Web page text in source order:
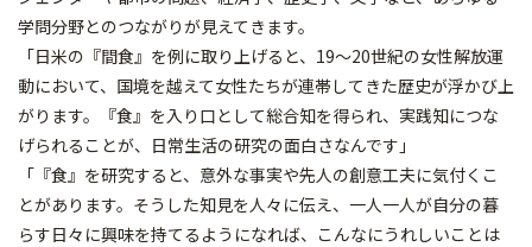
学問分野とのつながりが見えてきます。
「日米の『間食』を例に取り上げると、19～20世紀の女性解放運
動において、国境を越えて女性たちが連帯してきた歴史が浮かび上
がります。『食』を入り口として総合知を得られ、実践知につな
げられることが、日常生活の研究の面白さなんです」
「『食』を研究すると、意外な事実や先人の創意工夫に気付くこ
とがあります。そうした知見を人々に伝え、一人一人が自分の暮
らす日々に興味を持てるようになれば、こんなにうれしいことは